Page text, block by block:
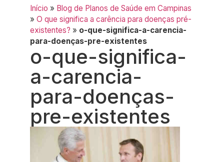
Início » Blog de Planos de Saúde em Campinas
» O que significa a carência para doenças pré-
existentes? » o-que-significa-a-carencia-
para-doenças-pre-existentes
o-que-significa-
a-carencia-
para-doenças-
pre-existentes